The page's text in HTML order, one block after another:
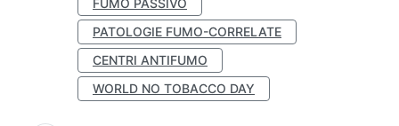
FUMO PASSIVO
PATOLOGIE FUMO-CORRELATE
CENTRI ANTIFUMO
WORLD NO TOBACCO DAY